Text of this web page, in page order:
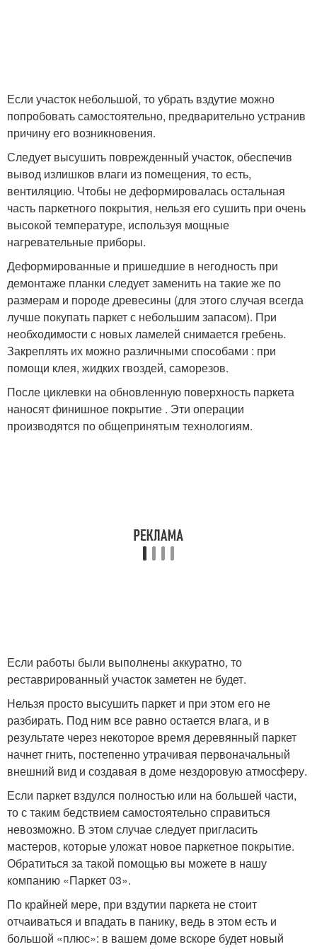
Если участок небольшой, то убрать вздутие можно
попробовать самостоятельно, предварительно устранив
причину его возникновения.
Следует высушить поврежденный участок, обеспечив
вывод излишков влаги из помещения, то есть,
вентиляцию. Чтобы не деформировалась остальная
часть паркетного покрытия, нельзя его сушить при очень
высокой температуре, используя мощные
нагревательные приборы.
Деформированные и пришедшие в негодность при
демонтаже планки следует заменить на такие же по
размерам и породе древесины (для этого случая всегда
лучше покупать паркет с небольшим запасом). При
необходимости с новых ламелей снимается гребень.
Закреплять их можно различными способами : при
помощи клея, жидких гвоздей, саморезов.
После циклевки на обновленную поверхность паркета
наносят финишное покрытие . Эти операции
производятся по общепринятым технологиям.
Если работы были выполнены аккуратно, то
реставрированный участок заметен не будет.
Нельзя просто высушить паркет и при этом его не
разбирать. Под ним все равно остается влага, и в
результате через некоторое время деревянный паркет
начнет гнить, постепенно утрачивая первоначальный
внешний вид и создавая в доме нездоровую атмосферу.
Если паркет вздулся полностью или на большей части,
то с таким бедствием самостоятельно справиться
невозможно. В этом случае следует пригласить
мастеров, которые уложат новое паркетное покрытие.
Обратиться за такой помощью вы можете в нашу
компанию «Паркет 03».
По крайней мере, при вздутии паркета не стоит
отчаиваться и впадать в панику, ведь в этом есть и
большой «плюс»: в вашем доме вскоре будет новый